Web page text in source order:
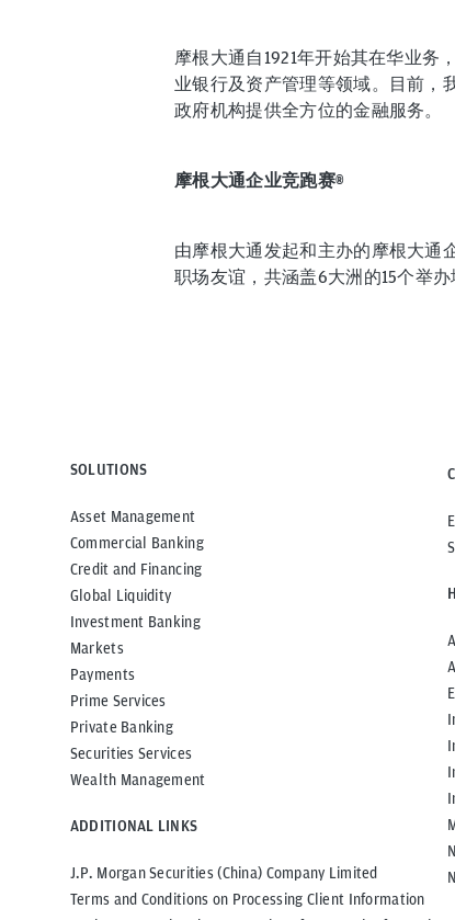
摩根大通自1921年开始其在华业
业银行及资产管理等领域。目前，
政府机构提供全方位的金融服务。
摩根大通企业竞跑赛®
由摩根大通发起和主办的摩根大通
职场友谊，共涵盖6大洲的15个举
SOLUTIONS
Asset Management
Commercial Banking
Credit and Financing
Global Liquidity
Investment Banking
Markets
Payments
Prime Services
Private Banking
Securities Services
Wealth Management
ADDITIONAL LINKS
J.P. Morgan Securities (China) Company Limited
Terms and Conditions on Processing Client Information